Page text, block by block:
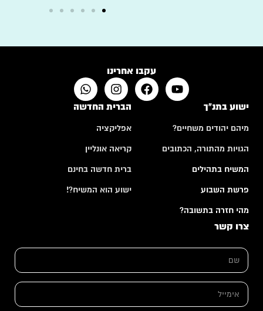
עקבו אחרינו
ישוע בתנ"ך
מיהם יהודים משחיים?
הגויות מהתורה, הכתובים
המשיח בתהילים
פרשת השבוע
מהי חזרה בתשובה?
הברית החדשה
אפליקציה
קריאה אונליין
ברית חדשה בחינם
ישוע הוא המשיח?!
צרו קשר
ש
*
*א
מ